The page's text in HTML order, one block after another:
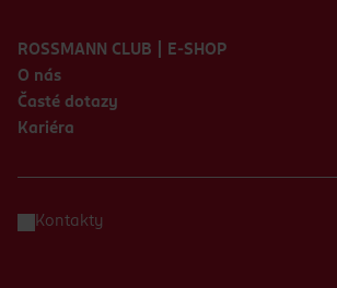
ROSSMANN CLUB | E-SHOP
O nás
Časté dotazy
Kariéra
Kontakty